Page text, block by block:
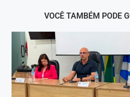
VOCÊ TAMBÉM PODE